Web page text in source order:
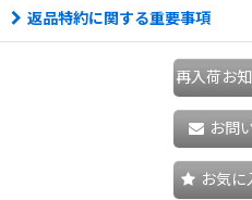
返品特約に関する重要事項
再入荷お
お問
お気に